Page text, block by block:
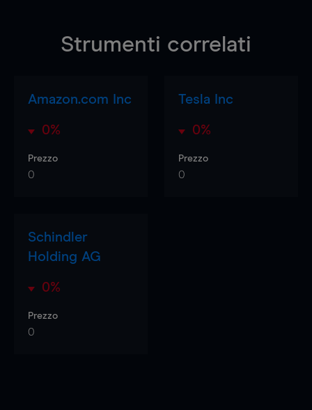
Strumenti correlati
Amazon.com Inc
0%
Prezzo
0
Tesla Inc
0%
Prezzo
0
Schindler
Holding AG
0%
Prezzo
0